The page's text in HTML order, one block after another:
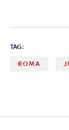
TAG:
ROMA